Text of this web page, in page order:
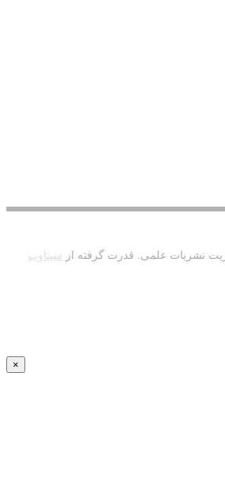
نشریات علمی. قدرت گرفته از سیناوب
×